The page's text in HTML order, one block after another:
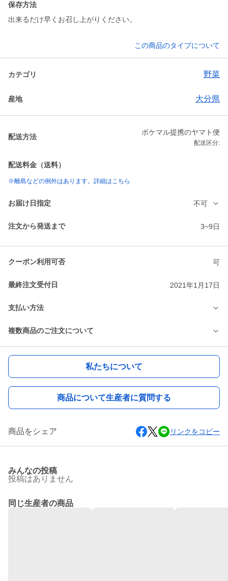
保存方法
出来るだけ早くお召し上がりください。
この商品のタイプについて
カテゴリ 野菜
産地 大分県
配送方法
ポケマル提携のヤマト便
配送区分:
配送料金（送料）
※離島などの例外はあります。詳細はこちら
お届け日指定 不可
注文から発送まで 3~9日
クーポン利用可否 可
最終注文受付日 2021年1月17日
支払い方法
複数商品のご注文について
私たちについて
商品について生産者に質問する
商品をシェア リンクをコピー
みんなの投稿
投稿はありません
同じ生産者の商品